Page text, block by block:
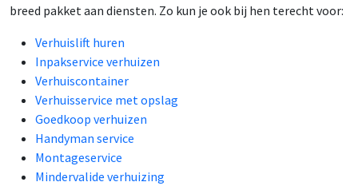
breed pakket aan diensten. Zo kun je ook bij hen terecht voor:
Verhuislift huren
Inpakservice verhuizen
Verhuiscontainer
Verhuisservice met opslag
Goedkoop verhuizen
Handyman service
Montageservice
Mindervalide verhuizing